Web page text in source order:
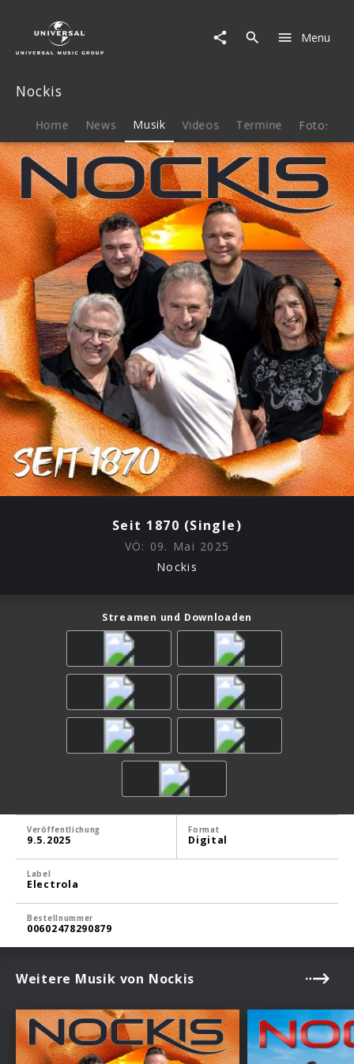
1870
Menu
Nockis
Home News Musik Videos Termine Fotos
Seit 1870 (Single)
VÖ: 09. Mai 2025
Nockis
Streamen und Downloaden
Veröffentlichung
9.5.2025
Format
Digital
Label
Electrola
Bestellnummer
00602478290879
Weitere Musik von Nockis